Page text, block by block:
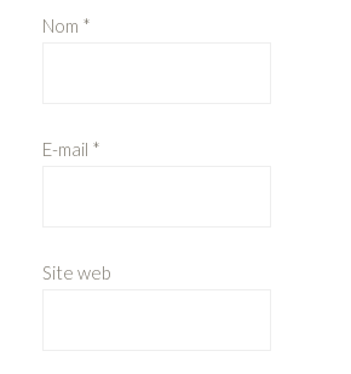
Nom *
E-mail *
Site web